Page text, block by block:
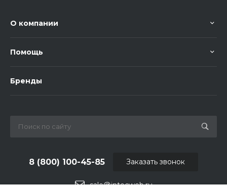
О компании
Помощь
Бренды
8 (800) 100-45-85 Заказать звонок